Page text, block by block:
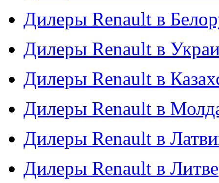
Дилеры Renault в
Дилеры Renault в
Дилеры Renault в
Дилеры Renault в
Дилеры Renault в
Дилеры Renault в Литве